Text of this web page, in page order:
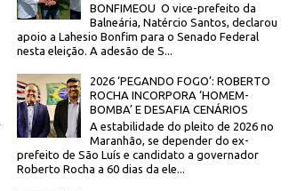
BONFIMEOU O vice-prefeito da
Balneária, Natércio Santos, declarou
apoio a Lahesio Bonfim para o Senado Federal
nesta eleição. A adesão de S...
2026 ‘PEGANDO FOGO’: ROBERTO
ROCHA INCORPORA ‘HOMEM-
BOMBA’ E DESAFIA CENÁRIOS
A estabilidade do pleito de 2026 no
Maranhão, se depender do ex-
prefeito de São Luís e candidato a governador
Roberto Rocha a 60 dias da ele...